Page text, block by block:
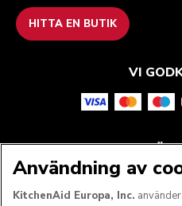
HITTA EN BUTIK
VI
FÖLJ
Användning av
KitchenAid Europa, Inc.